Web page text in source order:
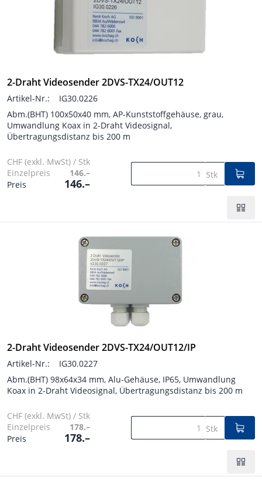
2-Draht Videosender 2DVS-TX24/OUT12
Artikel-Nr.:
IG30.0226
Abm.(BHT) 100x50x40 mm, AP-Kunststoffgehäuse, grau,
Umwandlung Koax in 2-Draht Videosignal,
Übertragungsdistanz bis 200 m
CHF (exkl. MwSt) / Stk
Einzelpreis
146.–
Preis
146.–
Stk
2-Draht Videosender 2DVS-TX24/OUT12/IP
Artikel-Nr.:
IG30.0227
Abm.(BHT) 98x64x34 mm, Alu-Gehäuse, IP65, Umwandlung
Koax in 2-Draht Videosignal, Übertragungsdistanz bis 200 m
CHF (exkl. MwSt) / Stk
Einzelpreis
178.–
Preis
178.–
Stk